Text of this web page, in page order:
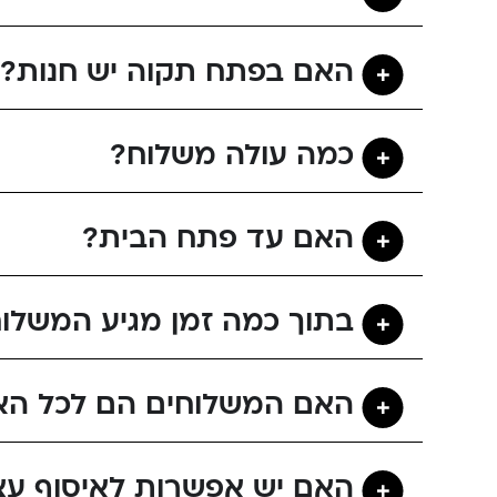
האם בפתח תקוה יש חנות?
כמה עולה משלוח?
האם עד פתח הבית?
בתוך כמה זמן מגיע
האם המשלוחים הם לכל
האם יש אפשרות לאיסוף